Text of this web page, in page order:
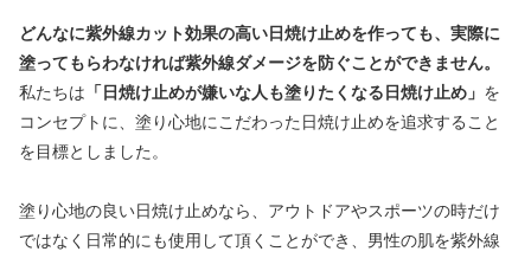
どんなに紫外線カット効果の高い日焼け止めを作っても、実際に
塗ってもらわなければ紫外線ダメージを防ぐことができません。
私たちは 「日焼け止めが嫌いな人も塗りたくなる日焼け止め」 を
コンセプトに、塗り心地にこだわった日焼け止めを追求すること
を目標としました。
塗り心地の良い日焼け止めなら、アウトドアやスポーツの時だけ
ではなく日常的にも使用して頂くことができ、男性の肌を紫外線